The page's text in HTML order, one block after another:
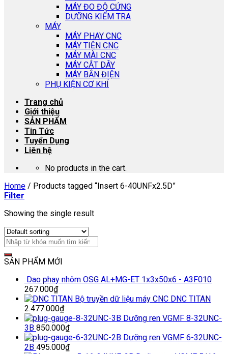
MÁY ĐO ĐỘ CỨNG
DƯỠNG KIỂM TRA
MÁY
MÁY PHAY CNC
MÁY TIỆN CNC
MÁY MÀI CNC
MÁY CẮT DÂY
MÁY BẮN ĐIỆN
PHỤ KIỆN CƠ KHÍ
Trang chủ
Giới thiệu
SẢN PHẨM
Tin Tức
Tuyển Dụng
Liên hệ
No products in the cart.
Home / Products tagged “Insert 6-40UNFx2.5D”
Filter
Showing the single result
SẢN PHẨM MỚI
Dao phay nhôm OSG AL+MG-ET 1x3x50x6 - A3F010
267.000₫
Bộ truyền dữ liệu máy CNC DNC TITAN
2.477.000₫
Dưỡng ren VGMF 8-32UNC-
3B 850.000₫
Dưỡng ren VGMF 6-32UNC-
2B 495.000₫